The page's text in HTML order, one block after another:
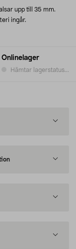
Onlinelager
Hämtar lagerstatus...
upp till 35 mm.
ingår.